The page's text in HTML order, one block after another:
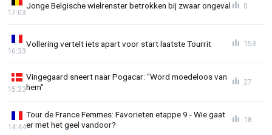
Jonge Belgische wielrenster betrokken bij zwaar ongeval
17:03
0
Vollering vertelt iets apart voor start laatste Tourrit
16:33
153
Vingegaard sneert naar Pogacar: "Word moedeloos van
hem"
15:33
27
Tour de France Femmes: Favorieten etappe 9 - Wie gaat
er met het geel vandoor?
14:44
18